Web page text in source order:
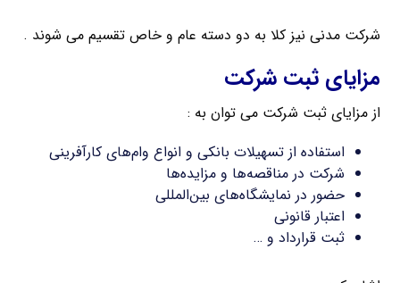
شرکت مدنی نیز کلا به دو دسته عام و خاص تقسیم می شوند .
مزایای ثبت شرکت
از مزایای ثبت شرکت می توان به :
استفاده از تسهیلات بانکی و انواع وام‌های کارآفرینی
شرکت در مناقصه‌ها و مزایده‌ها
حضور در نمایشگاه‌های بین‌المللی
اعتبار قانونی
ثبت قرارداد و …